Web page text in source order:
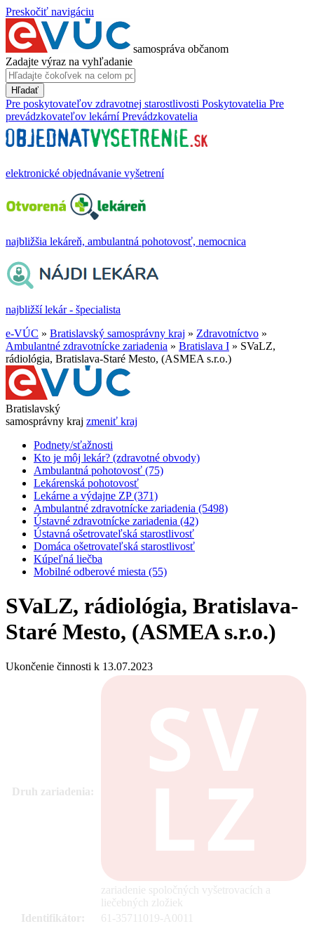
Preskočiť navigáciu
samospráva občanom
Zadajte výraz na vyhľadanie
Hľadať
Pre poskytovateľov zdravotnej starostlivosti Poskytovatelia Pre
prevádzkovateľov lekární Prevádzkovatelia
elektronické objednávanie vyšetrení
najbližšia lekáreň, ambulantná pohotovosť, nemocnica
najbližší lekár - špecialista
e-VÚC » Bratislavský samosprávny kraj » Zdravotníctvo »
Ambulantné zdravotnícke zariadenia » Bratislava I » SVaLZ,
rádiológia, Bratislava-Staré Mesto, (ASMEA s.r.o.)
Bratislavský
samosprávny kraj zmeniť kraj
Podnety/sťažnosti
Kto je môj lekár? (zdravotné obvody)
Ambulantná pohotovosť (75)
Lekárenská pohotovosť
Lekárne a výdajne ZP (371)
Ambulantné zdravotnícke zariadenia (5498)
Ústavné zdravotnícke zariadenia (42)
Ústavná ošetrovateľská starostlivosť
Domáca ošetrovateľská starostlivosť
Kúpeľná liečba
Mobilné odberové miesta (55)
SVaLZ, rádiológia, Bratislava-
Staré Mesto, (ASMEA s.r.o.)
Ukončenie činnosti k 13.07.2023
Druh zariadenia:
zariadenie spoločných vyšetrovacích a
liečebných zložiek
Identifikátor:
61-35711019-A0011